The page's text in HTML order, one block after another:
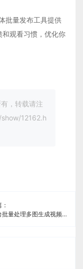
批量发布工具提供
观看习惯，优化你
，转载请注
12162.h
多平台批量处理多图生成视频自媒体分发免费工具《闲人新媒体管家》